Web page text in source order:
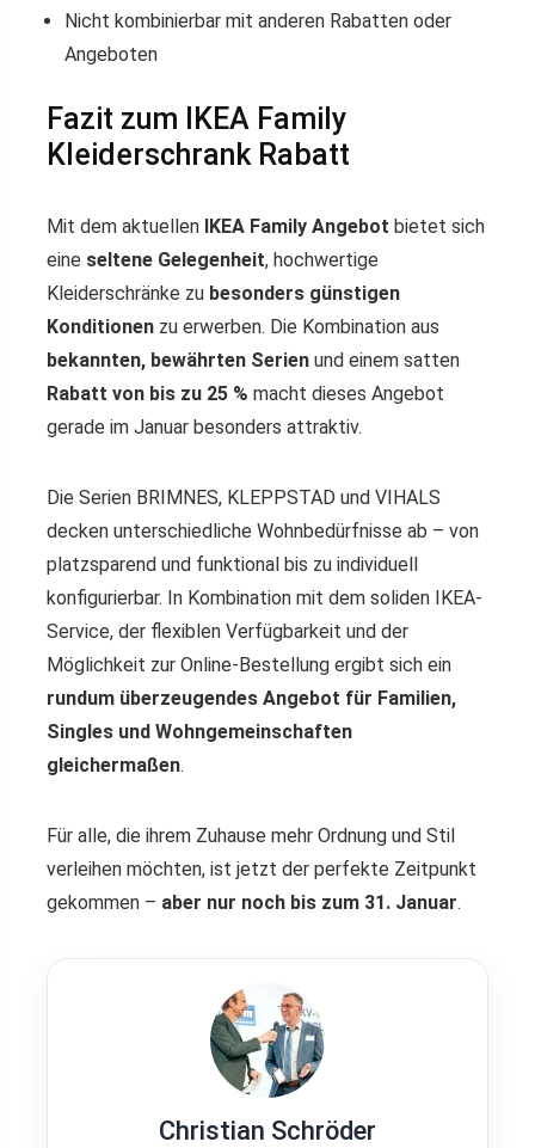
Nicht kombinierbar mit anderen Rabatten oder
Angeboten
Fazit zum IKEA Family
Kleiderschrank Rabatt
Mit dem aktuellen IKEA Family Angebot bietet sich
eine seltene Gelegenheit, hochwertige
Kleiderschränke zu besonders günstigen
Konditionen zu erwerben. Die Kombination aus
bekannten, bewährten Serien und einem satten
Rabatt von bis zu 25 % macht dieses Angebot
gerade im Januar besonders attraktiv.
Die Serien BRIMNES, KLEPPSTAD und VIHALS
decken unterschiedliche Wohnbedürfnisse ab – von
platzsparend und funktional bis zu individuell
konfigurierbar. In Kombination mit dem soliden IKEA-
Service, der flexiblen Verfügbarkeit und der
Möglichkeit zur Online-Bestellung ergibt sich ein
rundum überzeugendes Angebot für Familien,
Singles und Wohngemeinschaften
gleichermaßen.
Für alle, die ihrem Zuhause mehr Ordnung und Stil
verleihen möchten, ist jetzt der perfekte Zeitpunkt
gekommen – aber nur noch bis zum 31. Januar.
Christian Schröder